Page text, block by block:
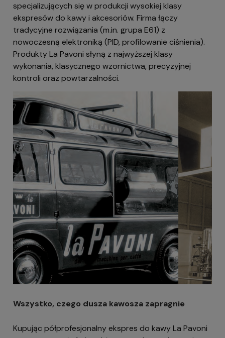
specjalizujących się w produkcji wysokiej klasy
ekspresów do kawy i akcesoriów. Firma łączy
tradycyjne rozwiązania (m.in. grupa E61) z
nowoczesną elektroniką (PID, profilowanie ciśnienia).
Produkty La Pavoni słyną z najwyższej klasy
wykonania, klasycznego wzornictwa, precyzyjnej
kontroli oraz powtarzalności.
Wszystko, czego dusza kawosza zapragnie
Kupując półprofesjonalny ekspres do kawy La Pavoni